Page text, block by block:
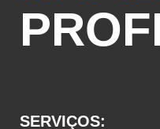
SERVIÇOS: